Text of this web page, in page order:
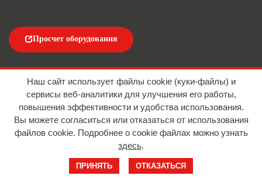
Просчет оборудования
Наш сайт использует файлы cookie (куки-файлы) и
сервисы веб-аналитики для улучшения его работы,
повышения эффективности и удобства использования.
Вы можете согласиться или отказаться от использования
файлов сookie. Подробнее о cookie файлах можно узнать
здесь.
ПРИНЯТЬ ОТКАЗАТЬСЯ